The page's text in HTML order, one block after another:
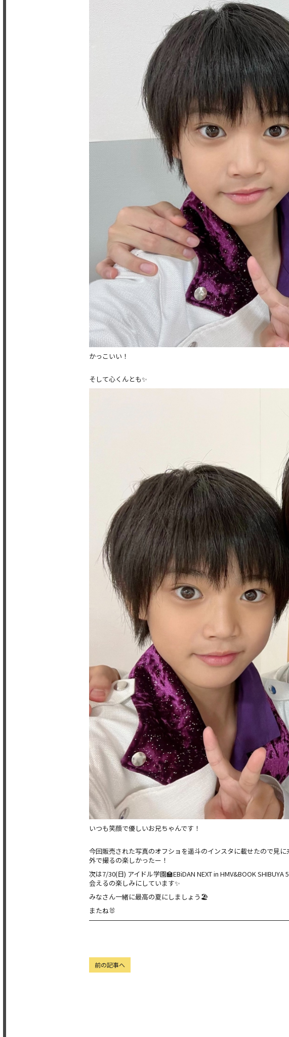
かっこいい！
そして心くんとも✨
いつも笑顔で優しいお兄ちゃんです！
今回販売された写真のオフショを遥斗のインスタに載せたので見に
外で撮るの楽しかったー！
次は7/30(日) アイドル学園🏫EBiDAN NEXT in HMV&BOOK SHIBUYA
会えるの楽しみにしています✨
みなさん一緒に最高の夏にしましょう🏖
またね🐰
前の記事へ